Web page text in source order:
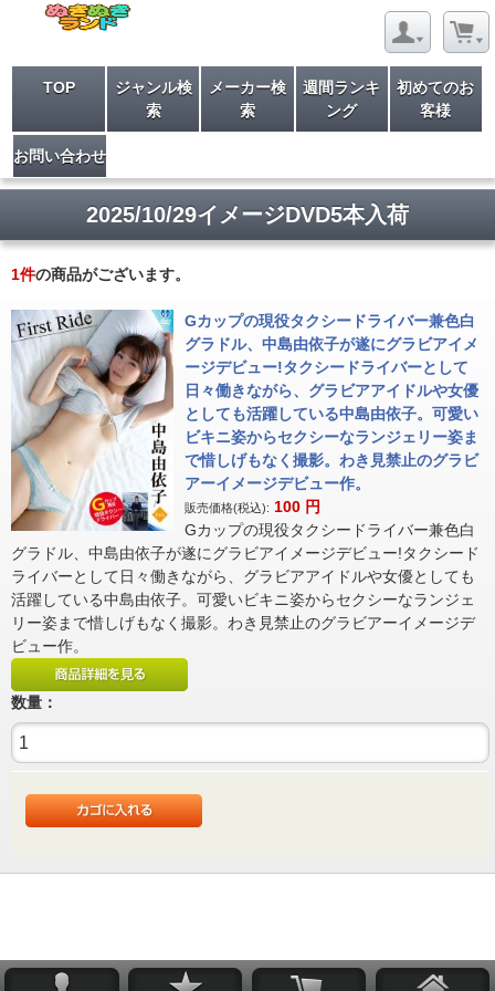
TOP
ジャンル検
索
メーカー検
索
週間ランキ
ング
初めてのお
客様
お問い合わせ
2025/10/29イメージDVD5本入荷
1件の商品がございます。
Gカップの現役タクシードライバー兼色白
グラドル、中島由依子が遂にグラビアイメ
ージデビュー!タクシードライバーとして
日々働きながら、グラビアアイドルや女優
としても活躍している中島由依子。可愛い
ビキニ姿からセクシーなランジェリー姿ま
で惜しげもなく撮影。わき見禁止のグラビ
アーイメージデビュー作。
販売価格(税込): 100 円
Gカップの現役タクシードライバー兼色白
グラドル、中島由依子が遂にグラビアイメージデビュー!タクシード
ライバーとして日々働きながら、グラビアアイドルや女優としても
活躍している中島由依子。可愛いビキニ姿からセクシーなランジェ
リー姿まで惜しげもなく撮影。わき見禁止のグラビアーイメージデ
ビュー作。
数量：